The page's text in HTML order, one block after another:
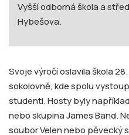
Vyšší odborná škola a
Hybešova.
Svoje výročí oslavila škola
sokolovně, kde spolu
studenti. Hosty byly
nebo skupina James Band.
soubor Velen nebo pěvecký